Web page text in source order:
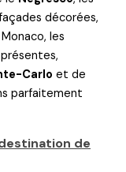
décorées,
les
Carlo et de
parfaitement
de